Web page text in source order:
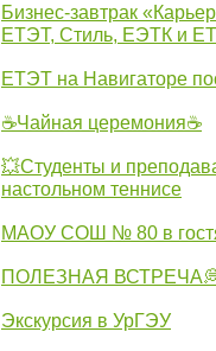
Бизнес-завтрак
ЕТЭТ, Стиль, ЕЭТК и
ЕТЭТ на Навигаторе
☕Чайная церемония☕
💥Студенты и
настольном теннисе
МАОУ СОШ № 80 в
ПОЛЕЗНАЯ
Экскурсия в УрГЭУ